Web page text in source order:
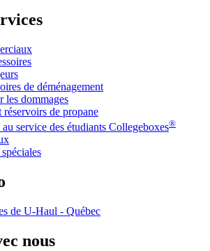
de déménagement
les dommages
réservoirs de propane
service des étudiants Collegeboxes®
de U-Haul - Québec
nous